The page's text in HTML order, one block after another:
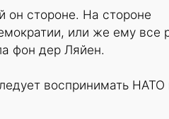
он стороне. На стороне
или же ему все
фон дер Ляйен.
воспринимать НАТО